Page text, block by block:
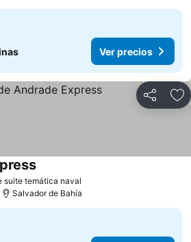
Ver precios
Compartir
suite temática naval
Salvador de Bahía